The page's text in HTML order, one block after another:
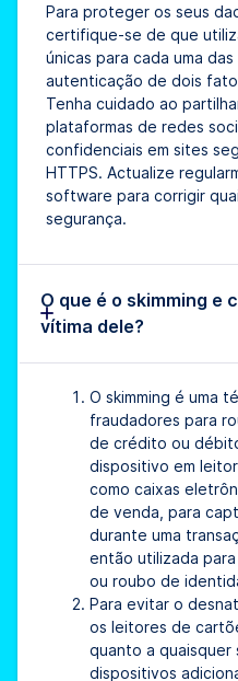
Para proteger os seus
certifique-se de que
únicas para cada uma
autenticação de dois
Tenha cuidado ao
plataformas de redes
confidenciais em sites
HTTPS. Actualize
software para corrigir
segurança.
O que é o skimming e
vítima dele?
O skimming é uma
fraudadores para
de crédito ou
dispositivo em
como caixas
de venda, para
durante uma
então utilizada
ou roubo de
Para evitar o
os leitores de
quanto a quaisquer
dispositivos